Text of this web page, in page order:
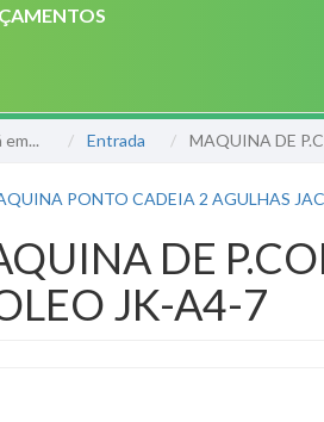
em... Entrada MAQUINA DE
PONTO CADEIA 2 AGULHAS
DE
JK-A4-7